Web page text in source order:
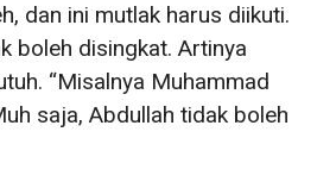
dan ini mutlak harus diikuti.
boleh disingkat. Artinya
“Misalnya Muhammad
saja, Abdullah tidak boleh